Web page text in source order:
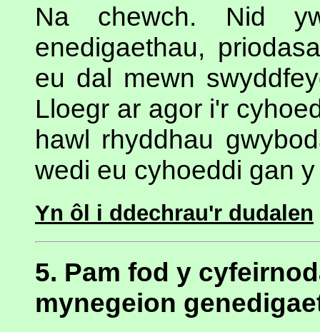
Na chewch. Nid
enedigaethau,
eu dal mewn
Lloegr ar agor i'r
hawl rhyddhau
wedi eu cyhoeddi gan
Yn ôl i ddechrau'r dudalen
5. Pam fod y
mynegeion